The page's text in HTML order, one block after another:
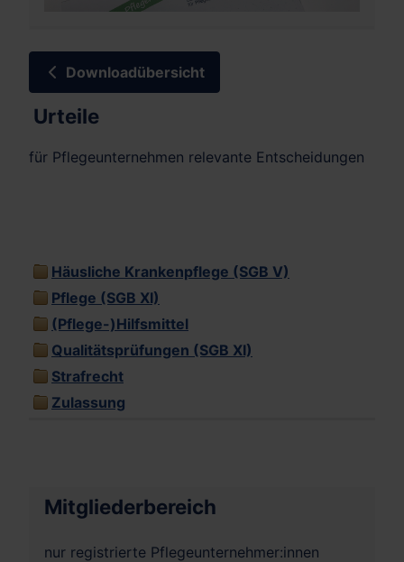
Downloadübersicht
Urteile
für Pflegeunternehmen relevante Entscheidungen
Häusliche Krankenpflege (SGB V)
Pflege (SGB XI)
(Pflege-)Hilfsmittel
Qualitätsprüfungen (SGB XI)
Strafrecht
Zulassung
Mitgliederbereich
nur registrierte Pflegeunternehmer:innen